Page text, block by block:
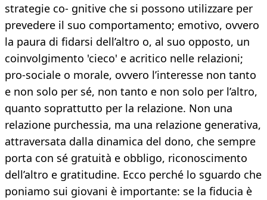
strategie co- gnitive che si possono utilizzare per
prevedere il suo comportamento; emotivo, ovvero
la paura di fidarsi dell’altro o, al suo opposto, un
coinvolgimento 'cieco' e acritico nelle relazioni;
pro-sociale o morale, ovvero l’interesse non tanto
e non solo per sé, non tanto e non solo per l’altro,
quanto soprattutto per la relazione. Non una
relazione purchessia, ma una relazione generativa,
attraversata dalla dinamica del dono, che sempre
porta con sé gratuità e obbligo, riconoscimento
dell’altro e gratitudine. Ecco perché lo sguardo che
poniamo sui giovani è importante: se la fiducia è